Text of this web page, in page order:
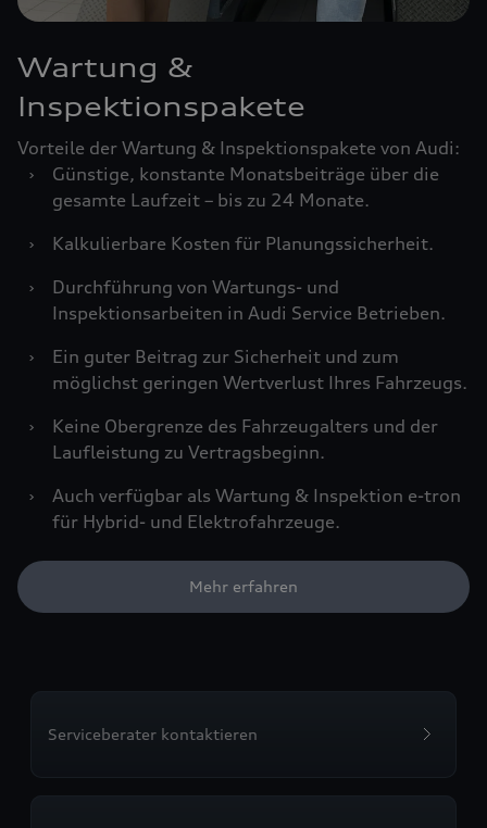
Wartung &
Inspektionspakete
Vorteile der Wartung & Inspektionspakete von Audi:
›
Günstige, konstante Monatsbeiträge über die
gesamte Laufzeit – bis zu 24 Monate.
›
Kalkulierbare Kosten für Planungssicherheit.
›
Durchführung von Wartungs- und
Inspektionsarbeiten in Audi Service Betrieben.
›
Ein guter Beitrag zur Sicherheit und zum
möglichst geringen Wertverlust Ihres Fahrzeugs.
›
Keine Obergrenze des Fahrzeugalters und der
Laufleistung zu Vertragsbeginn.
›
Auch verfügbar als Wartung & Inspektion e-tron
für Hybrid- und Elektrofahrzeuge.
Mehr erfahren
Serviceberater kontaktieren